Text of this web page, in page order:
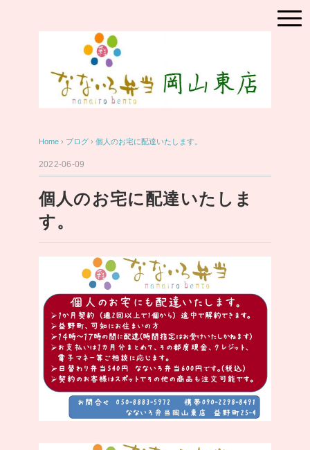
Home › ブログ › 個人のお宅に配達いたします。
2022-06-09
個人のお宅に配達いたしま
す。